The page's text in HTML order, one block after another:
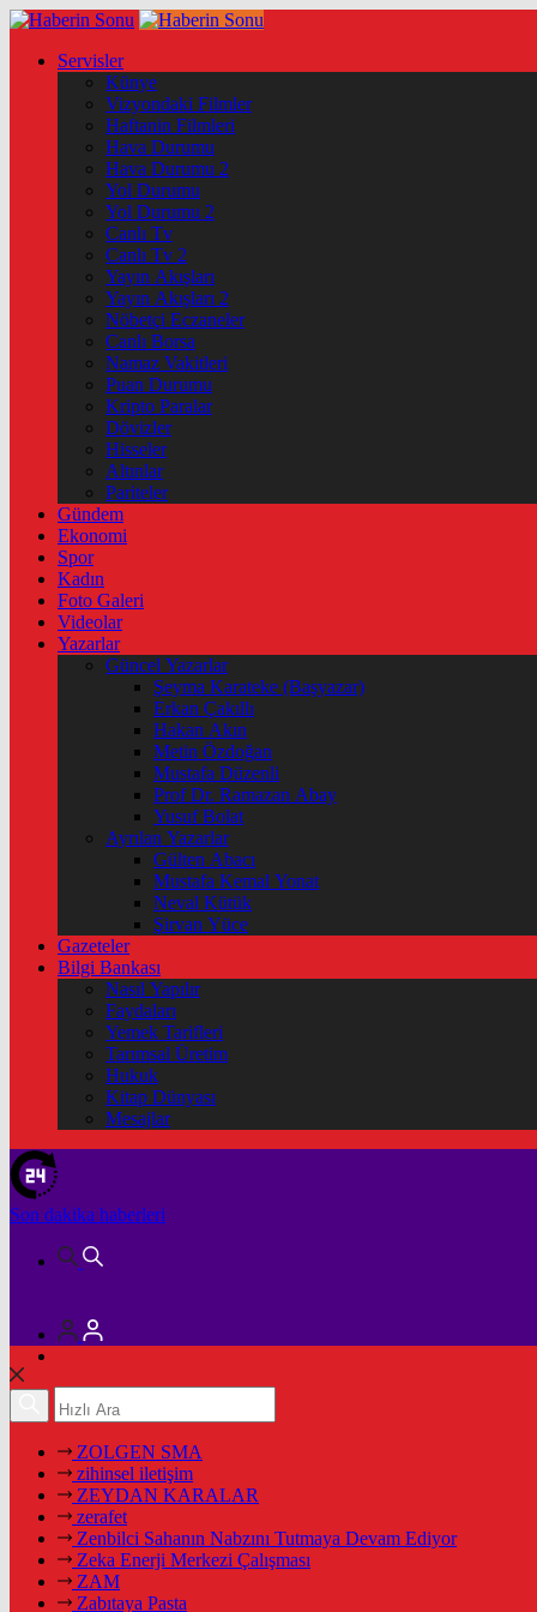
Servisler
Künye
Vizyondaki Filmler
Haftanin Filmleri
Hava Durumu
Hava Durumu 2
Yol Durumu
Yol Durumu 2
Canlı Tv
Canlı Tv 2
Yayın Akışları
Yayın Akışları 2
Nöbetçi Eczaneler
Canlı Borsa
Namaz Vakitleri
Puan Durumu
Kripto Paralar
Dövizler
Hisseler
Altınlar
Pariteler
Gündem
Ekonomi
Spor
Kadın
Foto Galeri
Videolar
Yazarlar
Güncel Yazarlar
Şeyma Karateke (Başyazar)
Erkan Çakıllı
Hakan Akın
Metin Özdoğan
Mustafa Düzenli
Prof Dr. Ramazan Abay
Yusuf Bolat
Ayrılan Yazarlar
Gülten Abacı
Mustafa Kemal Yonat
Neval Kütük
Şirvan Yüce
Gazeteler
Bilgi Bankası
Nasıl Yapılır
Faydaları
Yemek Tarifleri
Tarımsal Üretim
Hukuk
Kitap Dünyası
Mesajlar
Son dakika haberleri
ZOLGEN SMA
zihinsel iletişim
ZEYDAN KARALAR
zerafet
Zenbilci Sahanın Nabzını Tutmaya Devam Ediyor
Zeka Enerji Merkezi Çalışması
ZAM
Zabıtaya Pasta